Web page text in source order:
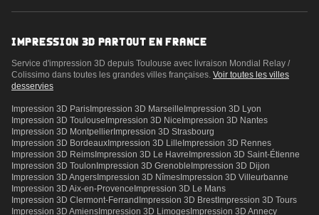
IMPRESSION 3D PARTOUT EN FRANCE
Service d'impression 3D depuis Toulouse avec livraison Mondial Relay /
Colissimo dans toutes les grandes villes françaises. Voir toutes les villes
desservies
Impression 3D Paris Impression 3D Marseille Impression 3D Lyon
Impression 3D Toulouse Impression 3D Nice Impression 3D Nantes
Impression 3D Montpellier Impression 3D Strasbourg
Impression 3D Bordeaux Impression 3D Lille Impression 3D Rennes
Impression 3D Reims Impression 3D Le Havre Impression 3D Saint-Étienne
Impression 3D Toulon Impression 3D Grenoble Impression 3D Dijon
Impression 3D Angers Impression 3D Nîmes Impression 3D Villeurbanne
Impression 3D Aix-en-Provence Impression 3D Le Mans
Impression 3D Clermont-Ferrand Impression 3D BrestImpression 3D Tours
Impression 3D Amiens Impression 3D Limoges Impression 3D Annecy